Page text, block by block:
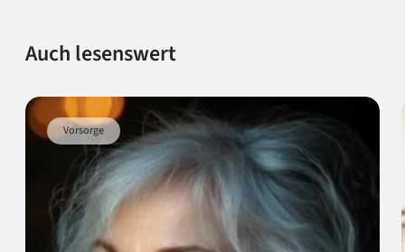
Auch lesenswert
Vorsorge